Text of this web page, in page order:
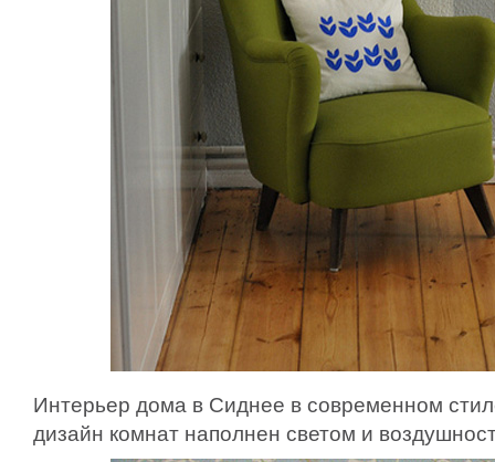
Интерьер дома в Сиднее в современном
дизайн комнат наполнен светом и